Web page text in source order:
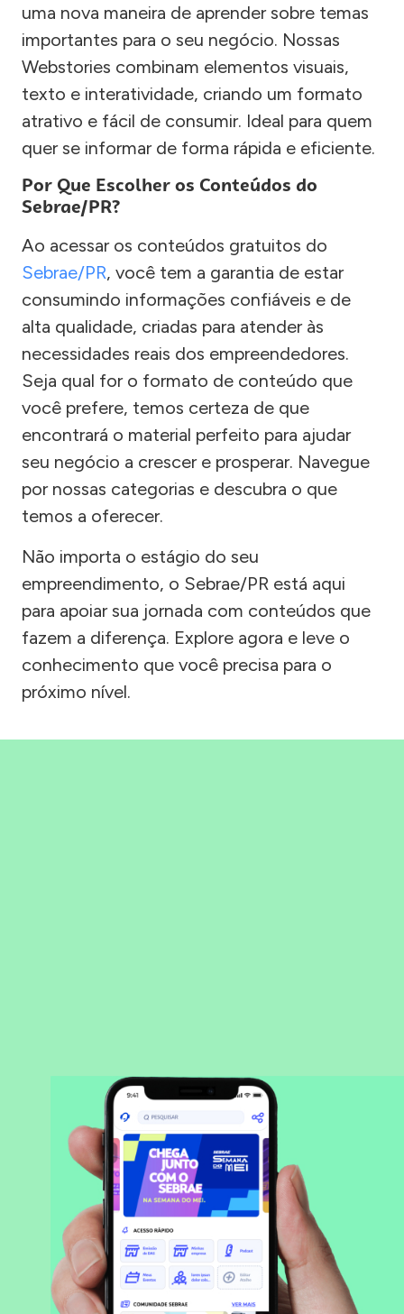
uma nova maneira de aprender sobre temas
importantes para o seu negócio. Nossas
Webstories combinam elementos visuais,
texto e interatividade, criando um formato
atrativo e fácil de consumir. Ideal para quem
quer se informar de forma rápida e eficiente.
Por Que Escolher os Conteúdos do
Sebrae/PR?
Ao acessar os conteúdos gratuitos do
Sebrae/PR, você tem a garantia de estar
consumindo informações confiáveis e de
alta qualidade, criadas para atender às
necessidades reais dos empreendedores.
Seja qual for o formato de conteúdo que
você prefere, temos certeza de que
encontrará o material perfeito para ajudar
seu negócio a crescer e prosperar. Navegue
por nossas categorias e descubra o que
temos a oferecer.
Não importa o estágio do seu
empreendimento, o Sebrae/PR está aqui
para apoiar sua jornada com conteúdos que
fazem a diferença. Explore agora e leve o
conhecimento que você precisa para o
próximo nível.